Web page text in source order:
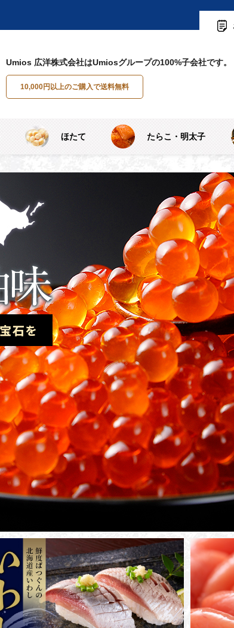
Umios 広洋株式会社はUmiosグループの100%子会社です。
10,000円以上のご購入で送料無料
ほたて たらこ・明太子